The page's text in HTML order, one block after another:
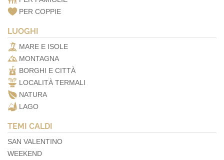
PER COPPIE
LUOGHI
MARE E ISOLE
MONTAGNA
BORGHI E CITTÀ
LOCALITÀ TERMALI
NATURA
LAGO
TEMI CALDI
SAN VALENTINO
WEEKEND